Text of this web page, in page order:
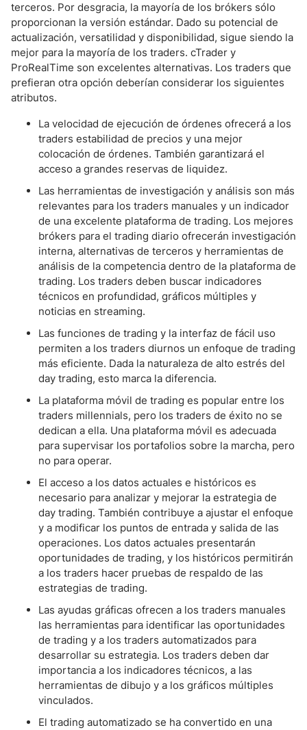
terceros. Por desgracia, la mayoría de los brókers sólo
proporcionan la versión estándar. Dado su potencial de
actualización, versatilidad y disponibilidad, sigue siendo la
mejor para la mayoría de los traders. cTrader y
ProRealTime son excelentes alternativas. Los traders que
prefieran otra opción deberían considerar los siguientes
atributos.
La velocidad de ejecución de órdenes ofrecerá a los
traders estabilidad de precios y una mejor
colocación de órdenes. También garantizará el
acceso a grandes reservas de liquidez.
Las herramientas de investigación y análisis son más
relevantes para los traders manuales y un indicador
de una excelente plataforma de trading. Los mejores
brókers para el trading diario ofrecerán investigación
interna, alternativas de terceros y herramientas de
análisis de la competencia dentro de la plataforma de
trading. Los traders deben buscar indicadores
técnicos en profundidad, gráficos múltiples y
noticias en streaming.
Las funciones de trading y la interfaz de fácil uso
permiten a los traders diurnos un enfoque de trading
más eficiente. Dada la naturaleza de alto estrés del
day trading, esto marca la diferencia.
La plataforma móvil de trading es popular entre los
traders millennials, pero los traders de éxito no se
dedican a ella. Una plataforma móvil es adecuada
para supervisar los portafolios sobre la marcha, pero
no para operar.
El acceso a los datos actuales e históricos es
necesario para analizar y mejorar la estrategia de
day trading. También contribuye a ajustar el enfoque
y a modificar los puntos de entrada y salida de las
operaciones. Los datos actuales presentarán
oportunidades de trading, y los históricos permitirán
a los traders hacer pruebas de respaldo de las
estrategias de trading.
Las ayudas gráficas ofrecen a los traders manuales
las herramientas para identificar las oportunidades
de trading y a los traders automatizados para
desarrollar su estrategia. Los traders deben dar
importancia a los indicadores técnicos, a las
herramientas de dibujo y a los gráficos múltiples
vinculados.
El trading automatizado se ha convertido en una